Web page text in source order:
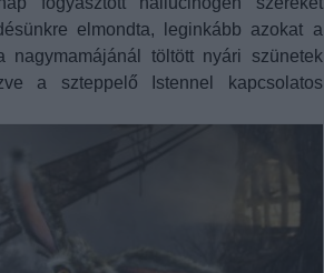
elmondta, leginkább azokat a
nagymamájánál töltött nyári szünetek
a szteppelő Istennel kapcsolatos